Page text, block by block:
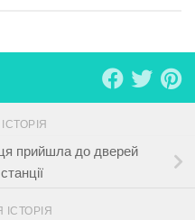
прийшла до дверей